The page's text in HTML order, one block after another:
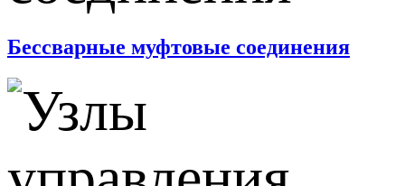
Бессварные муфтовые соединения